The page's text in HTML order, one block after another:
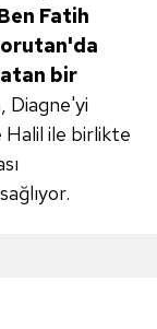
İnternet
çerezler
kişisel
bilgi
işlevsel
Fatih
bir
Diagne'yi
Halil ile birlikte